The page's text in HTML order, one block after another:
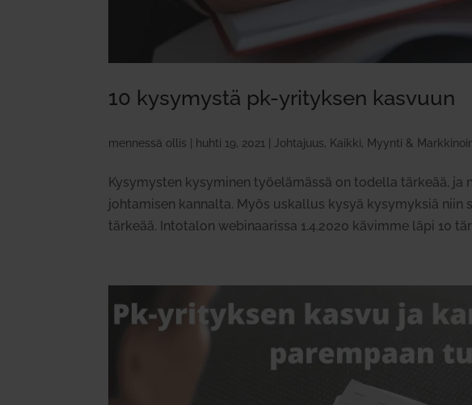
10 kysy­mystä pk-yri­tyksen kasvuun
mennessä ollis huhti 19, 2021 Johtajuus, Kaikki, Myynti &
Kysymysten kysyminen työelämässä on todella tärkeää, ja
johtamisen kannalta. Myös uskallus kysyä kysymyksiä
tärkeää. Intotalon webinaarissa 1.4.2020 kävimme läpi 10